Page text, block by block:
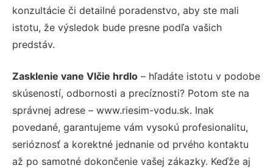
konzultácie či detailné poradenstvo, aby ste mali
istotu, že výsledok bude presne podľa vašich
predstáv.
Zasklenie vane Vlčie hrdlo – hľadáte istotu v podobe
skúseností, odbornosti a precíznosti? Potom ste na
správnej adrese – www.riesim-vodu.sk. Inak
povedané, garantujeme vám vysokú profesionalitu,
serióznosť a korektné jednanie od prvého kontaktu
až po samotné dokončenie vašej zákazky. Keďže aj